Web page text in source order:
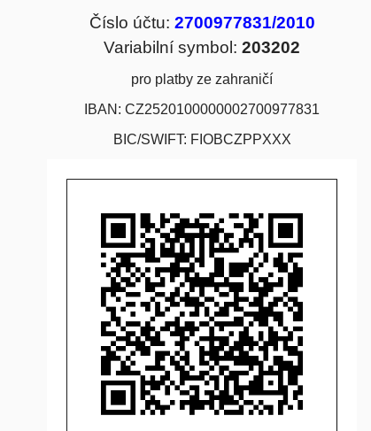
Číslo účtu: 2700977831/2010
Variabilní symbol:203202
pro platby ze zahraničí
IBAN: CZ2520100000002700977831
BIC/SWIFT: FIOBCZPPXXX